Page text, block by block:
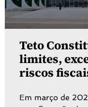
Teto
limites,
riscos
Em março de